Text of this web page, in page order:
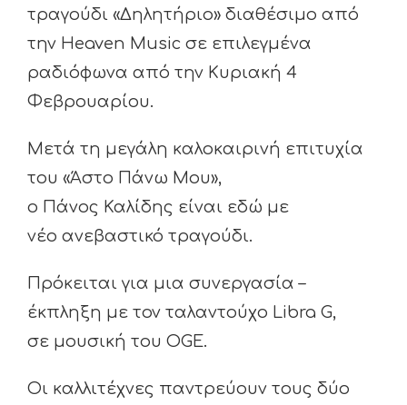
τραγούδι «Δηλητήριο» διαθέσιμο από
την Heaven Music σε επιλεγμένα
ραδιόφωνα από την Κυριακή 4
Φεβρουαρίου.
Μετά τη μεγάλη καλοκαιρινή επιτυχία
του «Άστο Πάνω Μου»,
ο Πάνος Καλίδης είναι εδώ με
νέο ανεβαστικό τραγούδι.
Πρόκειται για μια συνεργασία –
έκπληξη με τον ταλαντούχο Libra G,
σε μουσική του OGE.
Οι καλλιτέχνες παντρεύουν τους δύο